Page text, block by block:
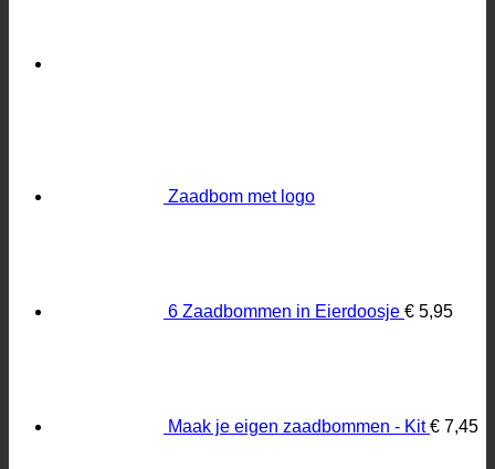
Zaadbom met logo
6 Zaadbommen in Eierdoosje € 5,95
Maak je eigen zaadbommen - Kit € 7,45